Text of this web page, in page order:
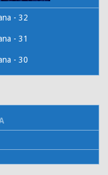
- 32
- 31
- 30